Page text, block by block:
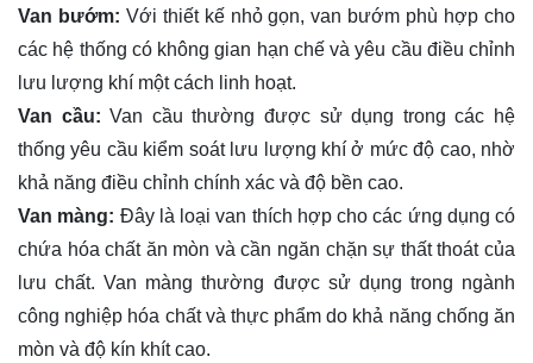
Van bướm: Với thiết kế nhỏ gọn, van bướm phù hợp cho
các hệ thống có không gian hạn chế và yêu cầu điều chỉnh
lưu lượng khí một cách linh hoạt.
Van cầu: Van cầu thường được sử dụng trong các hệ
thống yêu cầu kiểm soát lưu lượng khí ở mức độ cao, nhờ
khả năng điều chỉnh chính xác và độ bền cao.
Van màng: Đây là loại van thích hợp cho các ứng dụng có
chứa hóa chất ăn mòn và cần ngăn chặn sự thất thoát của
lưu chất. Van màng thường được sử dụng trong ngành
công nghiệp hóa chất và thực phẩm do khả năng chống ăn
mòn và độ kín khít cao.